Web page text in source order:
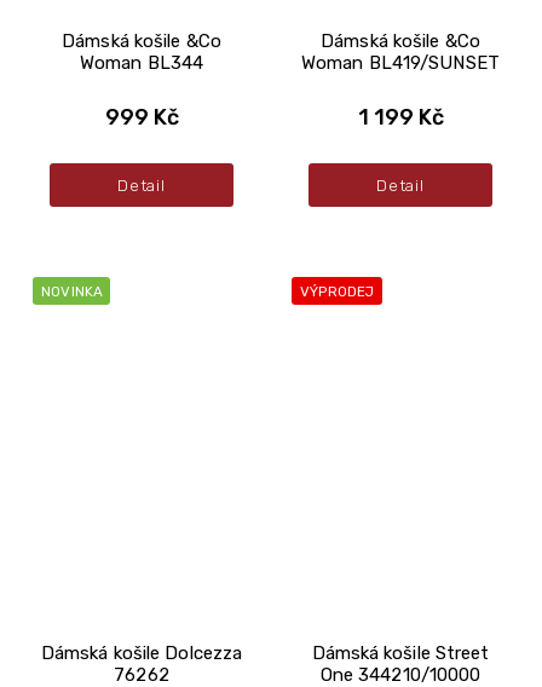
Dámská košile &Co
Woman BL344
999 Kč
Detail
Dámská košile &Co
Woman BL419/SUNSET
1 199 Kč
Detail
NOVINKA
Dámská košile Dolcezza
76262
VÝPRODEJ
Dámská košile Street
One 344210/10000